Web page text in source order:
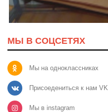
МЫ В СОЦСЕТЯХ
Мы на одноклассниках
Присоедениться к нам VK
Мы в instagram